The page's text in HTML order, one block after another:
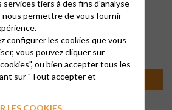
dans l’Antiquité. Mais Paul fait
…
il est nécessaire d'accepter les
la prédication
services tiers à des fins d'analyse
permettre de vous fournir
configurer les cookies que vous
vous pouvez cliquer sur
ou bien accepter tous les
sur "Tout accepter et
LES COOKIES